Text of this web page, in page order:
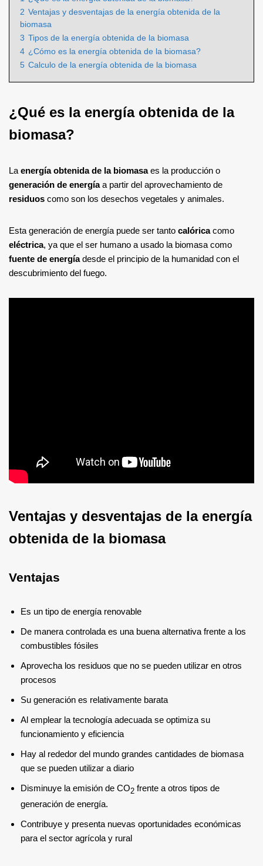
2 Ventajas y desventajas de la energía obtenida de la
biomasa
3 Tipos de la energía obtenida de la biomasa
4 ¿Cómo es la energía obtenida de la biomasa?
5 Calculo de la energía obtenida de la biomasa
¿Qué es la energía obtenida de la
biomasa?
La energía obtenida de la biomasaes la producción o
generación de energíaa partir del aprovechamiento de
residuos como son los desechos vegetales y animales.
Esta generación de energía puede ser tanto calóricacomo
eléctrica, ya que el ser humano a usado la biomasa como
fuente de energíadesde el principio de la humanidad con el
descubrimiento del fuego.
Ventajas y desventajas de la energía
obtenida de la biomasa
Ventajas
Es un tipo de energía renovable
De manera controlada es una buena alternativa frente a los
combustibles fósiles
Aprovecha los residuos que no se pueden utilizar en otros
procesos
Su generación es relativamente barata
Al emplear la tecnología adecuada se optimiza su
funcionamiento y eficiencia
Hay al rededor del mundo grandes cantidades de biomasa
que se pueden utilizar a diario
Disminuye la emisión de CO2 frente a otros tipos de
generación de energía.
Contribuye y presenta nuevas oportunidades económicas
para el sector agrícola y rural